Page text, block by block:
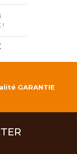
!
GARANTIE